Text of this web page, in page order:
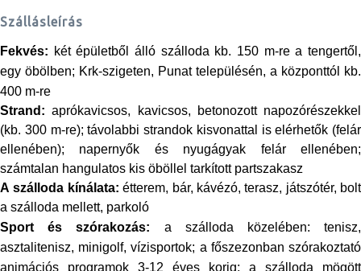
Szállásleírás
Fekvés: két épületből álló szálloda kb. 150 m-re a tengertől,
egy öbölben; Krk-szigeten, Punat településén, a központtól kb.
400 m-re
Strand: aprókavicsos, kavicsos, betonozott napozórészekkel
(kb. 300 m-re); távolabbi strandok kisvonattal is elérhetők (felár
ellenében);
napernyők és nyugágyak felár ellenében;
számtalan hangulatos kis öböllel tarkított partszakasz
A szálloda kínálata:étterem, bár, kávézó, terasz, játszótér, bolt
a szálloda mellett, parkoló
Sport és szórakozás: a szálloda közelében: tenisz,
asztalitenisz, minigolf, vízisportok; a főszezonban szórakoztató
animációs programok 3-12 éves korig; a szálloda mögött